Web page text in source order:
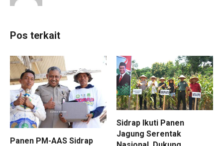
Pos terkait
Panen PM-AAS Sidrap
Sidrap Ikuti Panen
Jagung Serentak